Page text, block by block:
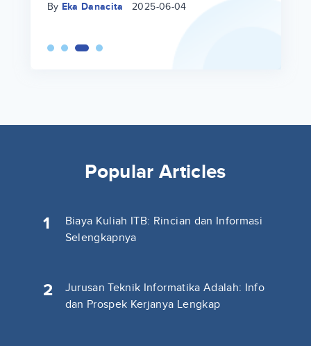
By Eka Danacita 2025-06-04
Popular Articles
1
Biaya Kuliah ITB: Rincian dan Informasi
Selengkapnya
2
Jurusan Teknik Informatika Adalah: Info
dan Prospek Kerjanya Lengkap